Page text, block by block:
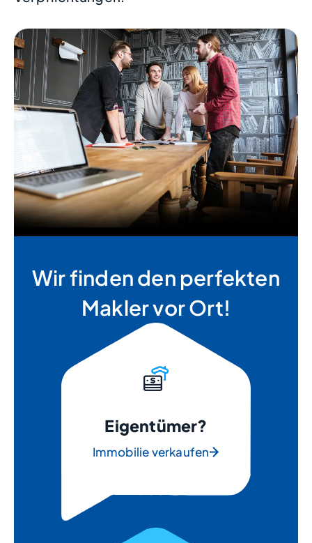
Wir finden den perfekten
Makler vor Ort!
Eigentümer?
Immobilie verkaufen